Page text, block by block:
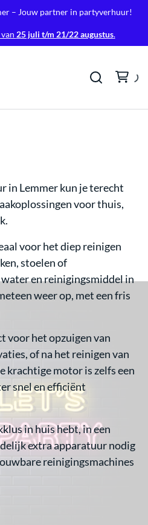
– Jouw partner in partyverhuur!
25 juli t/m 21/22 augustus.
in Lemmer kun je terecht
voor thuis,
voor het diep reinigen
stoelen of
en reinigingsmiddel in
weer op, met een fris
voor het opzuigen van
of na het reinigen van
krachtige motor is zelfs een
snel en efficiënt
in huis hebt, in een
extra apparatuur nodig
reinigingsmachines